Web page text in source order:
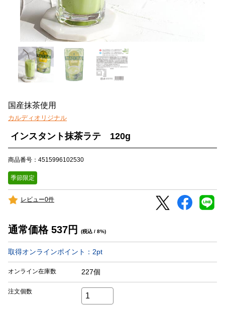
国産抹茶使用
カルディオリジナル
インスタント抹茶ラテ 120g
商品番号：4515996102530
季節限定
レビュー0件
通常価格 537円 (税込 / 8%)
取得オンラインポイント： 2pt
オンライン在庫数 227個
注文個数